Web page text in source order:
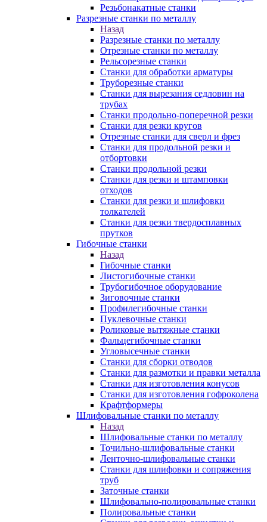
Резьбонакатные станки
Разрезные станки по металлу
Назад
Разрезные станки по металлу
Отрезные станки по металлу
Рельсорезные станки
Станки для обработки арматуры
Труборезные станки
Станки для вырезания седловин на
трубаx
Станки продольно-поперечной резки
Станки для резки кругов
Отрезные станки для сверл и фрез
Станки для продольной резки и
отбортовки
Станки продольной резки
Станки для резки и штамповки
отходов
Станки для резки и шлифовки
толкателей
Станки для резки твердосплавных
прутков
Гибочные станки
Назад
Гибочные станки
Листогибочные станки
Трубогибочное оборудование
Зиговочные станки
Профилегибочные станки
Пуклевочные станки
Роликовые вытяжные станки
Фальцегибочные станки
Угловысечные станки
Станки для сборки отводов
Станки для размотки и правки металла
Станки для изготовления конусов
Станки для изготовления гофроколена
Крафтформеры
Шлифовальные станки по металлу
Назад
Шлифовальные станки по металлу
Точильно-шлифовальные станки
Ленточно-шлифовальные станки
Станки для шлифовки и сопряжения
труб
Заточные станки
Шлифовально-полировальные станки
Полировальные станки